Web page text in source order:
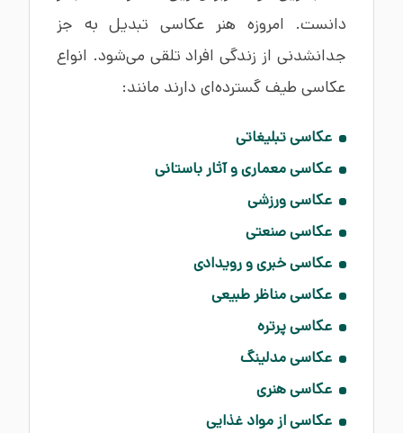
دانست. امروزه هنر عکاسی تبدیل به جز
جدانشدنی از زندگی افراد تلقی می‌شود. انواع
عکاسی طیف‌ گسترده‌ای دارند مانند:
عکاسی تبلیغاتی
عکاسی معماری و آثار باستانی
عکاسی ورزشی
عکاسی صنعتی
عکاسی خبری و رویدادی
عکاسی مناظر طبیعی
عکاسی پرتره
عکاسی مدلینگ
عکاسی هنری
عکاسی از مواد غذایی